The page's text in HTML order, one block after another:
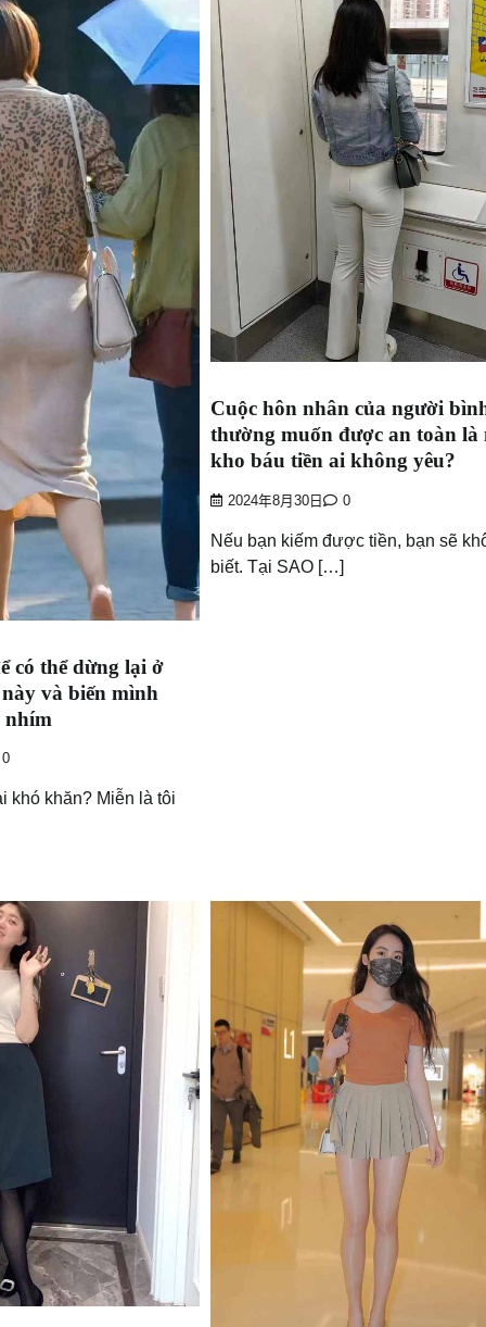
có thể dừng lại ở
và biến mình
nhím
0
khó khăn? Miễn là tôi
Cuộc hôn nhân của người
thường muốn được an toàn là
kho báu tiền ai không yêu?
2024年8月30日 0
Nếu bạn kiếm được tiền, bạn sẽ
biết. Tại SAO […]